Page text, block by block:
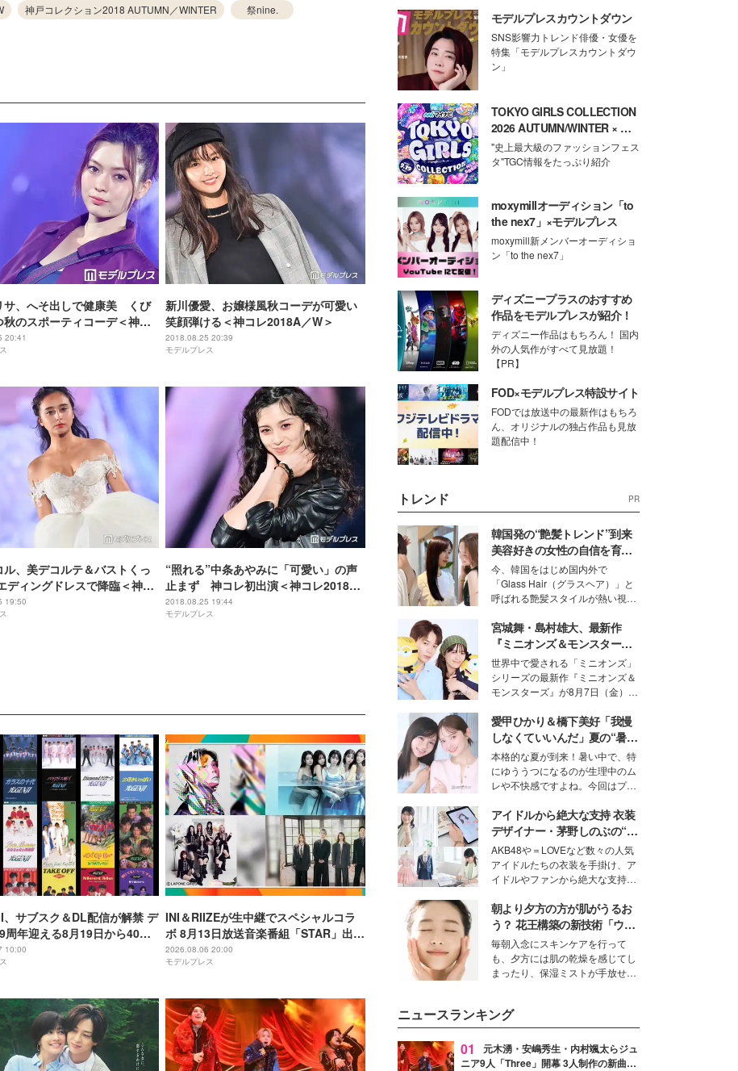
神戸コレクション2018 AUTUMN／WINTER 祭nine.
サ、へそ出しで健康美 くび
秋のスポーティコーデ＜神コ
W＞
20:41
新川優愛、お嬢様風秋コーデが可愛い
笑顔弾ける＜神コレ2018A／W＞
2018.08.25 20:39
モデルプレス
ル、美デコルテ＆バストくっ
ディングドレスで降臨＜神コ
W＞
19:50
“照れる”中条あやみに「可愛い」の声
止まず 神コレ初出演＜神コレ2018A
／W＞
2018.08.25 19:44
モデルプレス
、サブスク＆DL配信が解禁 デ
周年迎える8月19日から40周
かけてリリース当時の日付に
定
10:00
INI＆RIIZEが生中継でスペシャルコラ
ボ 8月13日放送音楽番組「STAR」出演
アーティスト発表
2026.08.06 20:00
モデルプレス
モデルプレスカウントダウン
SNS影響力トレンド俳優・女優を
特集「モデルプレスカウントダウ
ン」
TOKYO GIRLS COLLECTION
2026 AUTUMN/WINTER × モ
デルプレス
"史上最大級のファッションフェス
タ"TGC情報をたっぷり紹介
moxymillオーディション「to
the nex7」×モデルプレス
moxymill新メンバーオーディショ
ン「to the nex7」
ディズニープラスのおすすめ
作品をモデルプレスが紹介！
ディズニー作品はもちろん！ 国内
外の人気作がすべて見放題！
【PR】
FOD×モデルプレス特設サイト
FODでは放送中の最新作はもちろ
ん、オリジナルの独占作品も見放
題配信中！
トレンド PR
韓国発の“艶髪トレンド”到来
美容好きの女性の自信を育む
「ヘアケア事情」って？
今、韓国をはじめ国内外で
「Glass Hair（グラスヘア）」と
呼ばれる艶髪スタイルが熱い視線
ションの完成度を高めるベースと
して、“髪そのものの美しさ”に改
めて注目する人が増えている様
子。今回は、そんな憧れの艶やか
な髪を日常で叶える、美容好きの
女性たちのヘアケア事情を紹介し
ます。
宮城舞・島村雄大、最新作
『ミニオンズ＆モンスター
ズ』の魅力熱弁 ハチャメチャ
だけじゃない“友情と絆”に感
動
世界中で愛される「ミニオンズ」
シリーズの最新作『ミニオンズ＆
モンスターズ』が8月7日（金）に
ニオン好き”という共通点を持つモ
デルの宮城舞と島村雄大の特別対
談をお届け！それぞれの視点か
ら、今作ならではの魅力や予想外
の感動をもたらす奥深いストーリ
ーについて熱く語り合ってもらっ
た。
愛甲ひかり＆橋下美好「我慢
しなくていいんだ」夏の“暑さ
対策”の新しい選択肢とは？
本格的な夏が到来！暑い中で、特
にゆううつになるのが生理中のム
レや不快感ですよね。今回はプラ
モデル・愛甲ひかりさんと橋下美
好さんを迎えて本音で女子会トー
ク。猛暑のお出かけを快適に過ご
すヒントや、2人が感動した夏の
生理の新常識にも迫りました。
アイドルから絶大な支持 衣装
デザイナー・茅野しのぶの“可
愛い”を作る美学＜「シチズン
クロスシー」インタビュー＞
AKB48や＝LOVEなど数々の人気
アイドルたちの衣装を手掛け、ア
イドルやファンから絶大な支持を
取締役兼クリエイティブディレク
ター・茅野しのぶ。一人ひとりの
個性に寄り添い、魅力を引き出す
衣装作りは、多くの女性たちに勇
気と自信を与え続けている。
朝より夕方の方が肌がうるお
う？ 花王構築の新技術「ウォ
ーターキャプチャリングスキ
ン（捕水肌）」がスキンケア
の常識を変える予感
毎朝入念にスキンケアを行って
も、夕方には肌の乾燥を感じてし
まったり、保湿ミストが手放せな
性を秘めた、革新的な「Water
Capturing Skin（ウォーターキャ
プチャリングスキン：捕水肌）」
技術を、花王が構築した。
ニュースランキング
01
元木湧・安嶋秀生・内村颯太らジュ
ニア9人「Three」開幕 3人制作の新曲＆